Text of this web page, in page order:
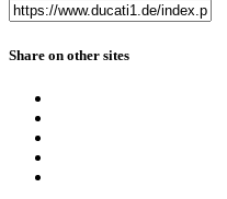
Share on other sites